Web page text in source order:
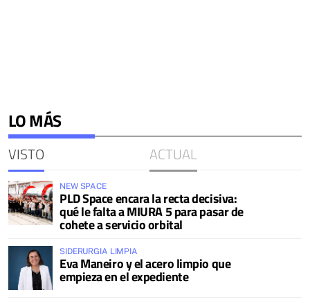
LO MÁS
VISTO ACTUAL
NEW SPACE
PLD Space encara la recta decisiva:
qué le falta a MIURA 5 para pasar de
cohete a servicio orbital
SIDERURGIA LIMPIA
Eva Maneiro y el acero limpio que
empieza en el expediente